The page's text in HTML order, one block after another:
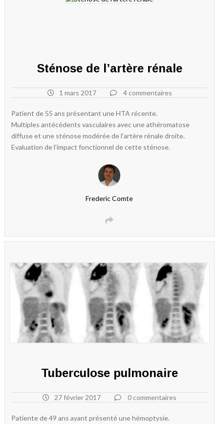
Sténose de l’artère rénale
1 mars 2017 4 commentaires
Patient de 55 ans présentant une HTA récente.
Multiples antécédents vasculaires avec une athéromatose
diffuse et une sténose modérée de l’artère rénale droite.
Evaluation de l’impact fonctionnel de cette sténose.
Frederic Comte
Tuberculose pulmonaire
27 février 2017 0 commentaires
Patiente de 49 ans ayant présenté une hémoptysie.